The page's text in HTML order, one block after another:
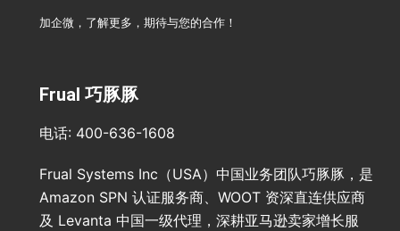
加企微，了解更多，期待与您的合作！
Frual 巧豚豚
电话: 400-636-1608
Frual Systems Inc（USA）中国业务团队巧豚豚，是
Amazon SPN 认证服务商、WOOT 资深直连供应商
及 Levanta 中国一级代理，深耕亚马逊卖家增长服